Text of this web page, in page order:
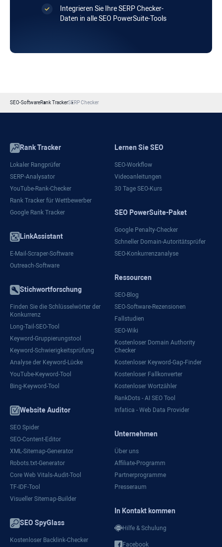
Integrieren Sie Ihre SERP Checker-
Daten in alle SEO PowerSuite-Tools
SEO-SoftwareRank TrackerSERP Checker
Rank Tracker
Lokaler Rangprüfer
SERP-Analysator
YouTube-Rank-Checker
Rank Tracker für Wettbewerber
Google Rank Tracker
LinkAssistant
E-Mail-Scraper-Software
Outreach-Software
Stichwortforschung
Finden Sie die Schlüsselwörter der
Konkurrenz
Long-Tail-SEO-Tool
Keyword-Gruppierungstool
Keyword-Schwierigkeitsprüfung
Analyse der Keyword-Lücke
YouTube-Keyword-Tool
Bing-Keyword-Tool
Website Auditor
SEO Spider
SEO-Content-Editor
XML-Sitemap-Generator
Robots.txt-Generator
Core Web Vitals-Audit-Tool
TF-IDF-Tool
Visueller Sitemap-Builder
SEO SpyGlass
Kostenloser Backlink-Checker
Lernen Sie SEO
SEO-Workflow
Videoanleitungen
30 Tage SEO-Kurs
SEO PowerSuite-Paket
Google Penalty-Checker
Schneller Domain-Autoritätsprüfer
SEO-Konkurrenzanalyse
Ressourcen
SEO-Blog
SEO-Software-Rezensionen
Fallstudien
SEO-Wiki
Kostenloser Domain Authority
Checker
Kostenloser Keyword-Gap-Finder
Kostenloser Fallkonverter
Kostenloser Wortzähler
RankDots - AI SEO Tool
Infatica - Web Data Provider
Unternehmen
Über uns
Affiliate-Programm
Partnerprogramme
Presseraum
In Kontakt kommen
Hilfe & Schulung
Facebook